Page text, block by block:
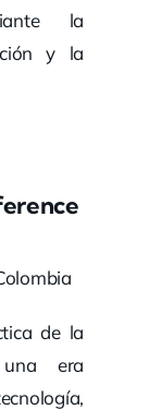
la
y la
de la
era